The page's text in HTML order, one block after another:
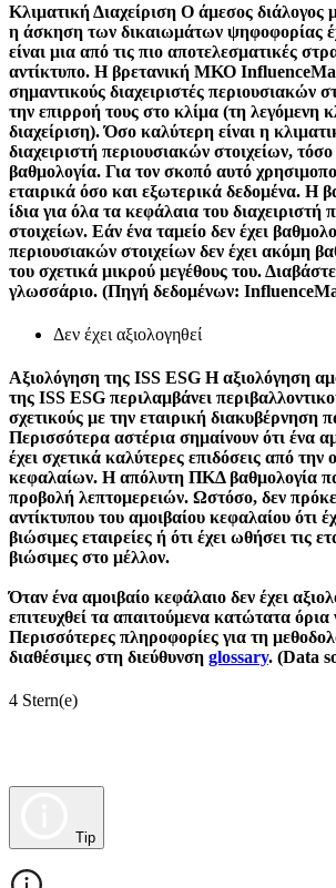
Κλιματική Διαχείριση Ο άμεσος διάλογος
η άσκηση των δικαιωμάτων ψηφοφορίας
είναι μια από τις πιο αποτελεσματικές
αντίκτυπο. Η βρετανική ΜΚΟ InfluenceMap
σημαντικούς διαχειριστές περιουσιακών
την επιρροή τους στο κλίμα (τη λεγόμενη
διαχείριση). Όσο καλύτερη είναι η
διαχειριστή περιουσιακών στοιχείων,
βαθμολογία. Για τον σκοπό αυτό
εταιρικά όσο και εξωτερικά δεδομένα. Η
ίδια για όλα τα κεφάλαια του διαχειριστή
στοιχείων. Εάν ένα ταμείο δεν έχει
περιουσιακών στοιχείων δεν έχει ακόμη
του σχετικά μικρού μεγέθους του.
γλωσσάριο. (Πηγή δεδομένων:
Δεν έχει αξιολογηθεί
Αξιολόγηση της ISS ESG Η αξιολόγηση
της ISS ESG περιλαμβάνει
σχετικούς με την εταιρική διακυβέρνηση
Περισσότερα αστέρια σημαίνουν ότι ένα
έχει σχετικά καλύτερες επιδόσεις από
κεφαλαίων. Η απόλυτη ΠΚΔ βαθμολογία
προβολή λεπτομερειών. Ωστόσο, δεν
αντίκτυπου του αμοιβαίου κεφαλαίου ότι
βιώσιμες εταιρείες ή ότι έχει ωθήσει τις
βιώσιμες στο μέλλον.
Όταν ένα αμοιβαίο κεφάλαιο δεν έχει
επιτευχθεί τα απαιτούμενα κατώτατα όρια
Περισσότερες πληροφορίες για τη
διαθέσιμες στη διεύθυνση glossary. (Data
4 Stern(e)
Tip